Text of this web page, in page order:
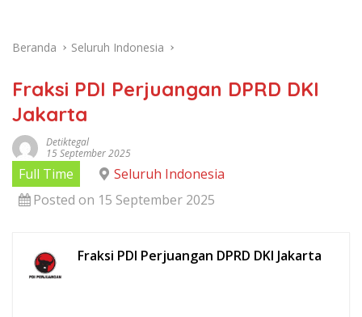
Beranda Seluruh Indonesia
Fraksi PDI Perjuangan DPRD DKI
Jakarta
Detiktegal
15 September 2025
Full Time
Seluruh Indonesia
Posted on 15 September 2025
Fraksi PDI Perjuangan DPRD DKI Jakarta